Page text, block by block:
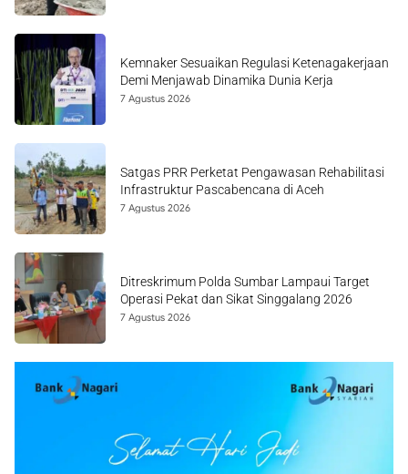
Kemnaker Sesuaikan Regulasi Ketenagakerjaan
Demi Menjawab Dinamika Dunia Kerja
7 Agustus 2026
Satgas PRR Perketat Pengawasan Rehabilitasi
Infrastruktur Pascabencana di Aceh
7 Agustus 2026
Ditreskrimum Polda Sumbar Lampaui Target
Operasi Pekat dan Sikat Singgalang 2026
7 Agustus 2026